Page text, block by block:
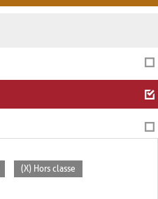
(X) Hors classe